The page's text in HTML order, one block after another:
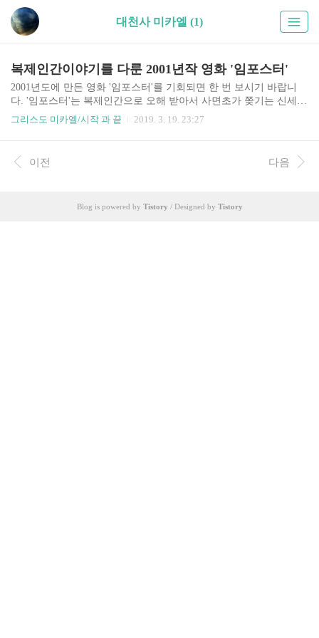
대천사 미카엘 (1)
복제인간이야기를 다룬 2001년작 영화 '임포스터'
2001년도에 만든 영화 '임포스터'를 기회되면 한 번 보시기 바랍니
다. '임포스터'는 복제인간으로 오해 받아서 사면초가 쫒기는 신세가
된 한 인간의 절체절명 도피를 다룬 것입니다. 마지막에 극적인 반전
그리스도 미카엘/시작 과 끝 2019. 3. 19. 23:27
이전 다음
Blog is powered by Tistory / Designed by Tistory